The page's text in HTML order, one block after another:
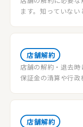
ます。知っていな
店舗解約
店舗の解約・退去時
保証金の清算や行
で、非常にトラブ
の対処法や抑えるべ
店舗解約